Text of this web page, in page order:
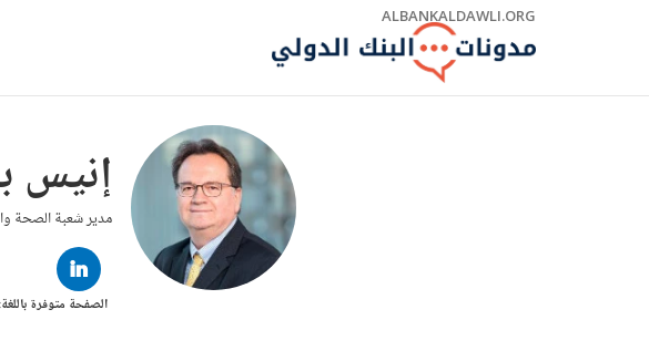
ALBANKALDAWLI.ORG
إنيس
مدير شعبة الصحة
LINKED
IN
الصفحة متوفرة باللغة: